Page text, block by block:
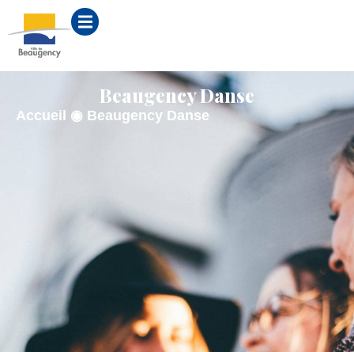
principal
Beaugency Danse
Accueil ◉ Beaugency Danse